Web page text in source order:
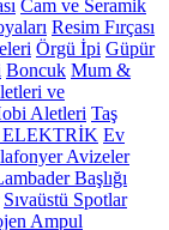
Cam ve Seramik
Resim Fırçası
Örgü İpi Güpür
Boncuk Mum &
ve
Aletleri Taş
Ev
Avizeler
Başlığı
Sıvaüstü Spotlar
Ampul